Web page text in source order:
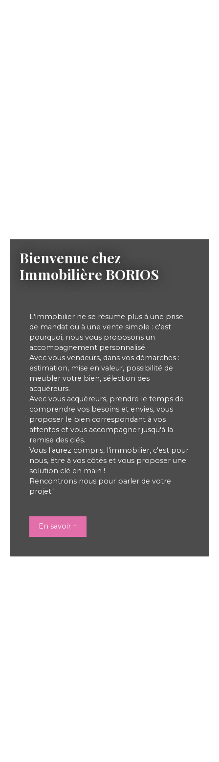
Bienvenue chez
Immobilière BORIOS
L'immobilier ne se résume plus à une prise
de mandat ou à une vente simple : c'est
pourquoi, nous vous proposons un
accompagnement personnalisé.
Avec vous vendeurs, dans vos démarches :
estimation, mise en valeur, possibilité de
meubler votre bien, sélection des
acquéreurs.
Avec vous acquéreurs, prendre le temps de
comprendre vos besoins et envies, vous
proposer le bien correspondant à vos
attentes et vous accompagner jusqu'à la
remise des clés.
Vous l'aurez compris, l'immobilier, c'est pour
nous, être à vos côtés et vous proposer une
solution clé en main !
Rencontrons nous pour parler de votre
projet."
En savoir +